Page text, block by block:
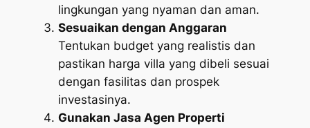
lingkungan yang nyaman dan aman.
Sesuaikan dengan Anggaran
Tentukan budget yang realistis dan
pastikan harga villa yang dibeli sesuai
dengan fasilitas dan prospek
investasinya.
Gunakan Jasa Agen Properti